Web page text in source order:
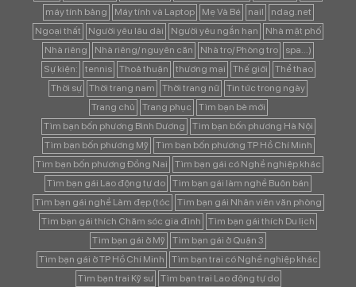
máy tính bảng
Máy tính và Laptop Mẹ Và Bé nail
ndag.net
Ngoại thất
Người yêu lâu dài Người yêu ngắn hạn
Nhà mặt phố
Nhà riêng
Nhà riêng/ nguyên căn Nhà trọ/ Phòng trọ
spa...)
Sự kiện:
tennis Thoả thuận thương mại Thế giới
Thể thao
Thời sự
Thời trang nam Thời trang nữ
Tin tức trong ngày
Trang chủ
Trang phục
Tìm bạn bè mới
Tìm bạn bốn phương Bình Dương
Tìm bạn bốn phương Hà Nội
Tìm bạn bốn phương Mỹ
Tìm bạn bốn phương TP Hồ Chí Minh
Tìm bạn bốn phương Đồng Nai
Tìm bạn gái có Nghề nghiệp khác
Tìm bạn gái Lao động tự do
Tìm bạn gái làm nghề Buôn bán
Tìm bạn gái nghề Làm đẹp (tóc
Tìm bạn gái Nhân viên văn phòng
Tìm bạn gái thích Chăm sóc gia đình
Tìm bạn gái thích Du lịch
Tìm bạn gái ở Mỹ
Tìm bạn gái ở Quận 3
Tìm bạn gái ở TP Hồ Chí Minh
Tìm bạn trai có Nghề nghiệp khác
Tìm bạn trai Kỹ sư
Tìm bạn trai Lao động tự do